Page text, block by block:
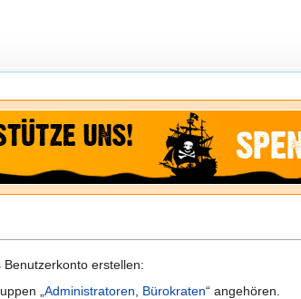
erstellen:
„ Administratoren Bürokraten“ angehören.